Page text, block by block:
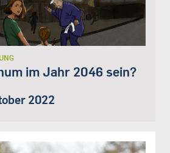
im Jahr 2046 sein?
2022